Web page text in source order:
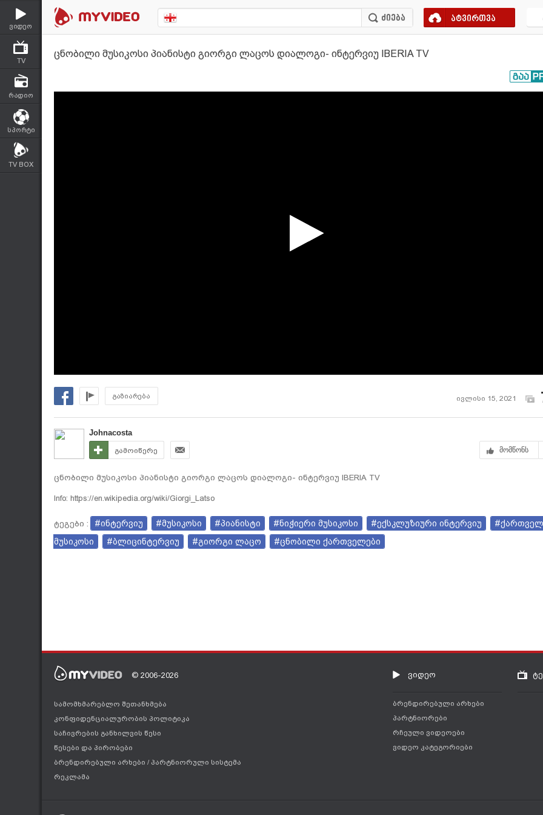
ვიდეო
TV
რადიო
სპორტი
TV BOX
ატვირთვა
ცნობილი მუსიკოსი პიანისტი გიორგი ლაცოს დიალოგი- ინტერვიუ IBERIA TV
გაზიარება ივლისი 15, 2021
Johnacosta
გამოიწერე მომწონს
ცნობილი მუსიკოსი პიანისტი გიორგი ლაცოს დიალოგი- ინტერვიუ IBERIA TV
Info: https://en.wikipedia.org/wiki/Giorgi_Latso
ტეგები : #ინტერვიუ #მუსიკოსი #პიანისტი #ნიჭიერი მუსიკოსი #ექსკლუზიური ინტერვიუ
მუსიკოსი
#ბლიცინტერვიუ #გიორგი ლაცო #ცნობილი ქართველები
© 2006-2026
სამომხმარებლო შეთანხმება
კონფიდენციალურობის პოლიტიკა
საჩივრების განხილვის წესი
წესები და პირობები
ბრენდირებული არხები / პარტნიორული სისტემა
რეკლამა
ვიდეო
ბრენდირებული არხები
პარტნიორები
რჩეული ვიდეოები
ვიდეო კატეგორიები